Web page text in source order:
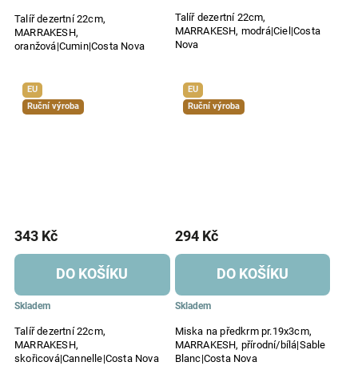
Talíř dezertní 22cm,
MARRAKESH,
oranžová|Cumin|Costa Nova
Talíř dezertní 22cm,
MARRAKESH, modrá|Ciel|Costa
Nova
EU
Ruční výroba
Talíř dezertní 22cm,
MARRAKESH,
skořicová|Cannelle|Costa Nova
Skladem
343 Kč
DO KOŠÍKU
EU
Ruční výroba
Miska na předkrm pr.19x3cm,
MARRAKESH, přírodní/bílá|Sable
Blanc|Costa Nova
Skladem
294 Kč
DO KOŠÍKU